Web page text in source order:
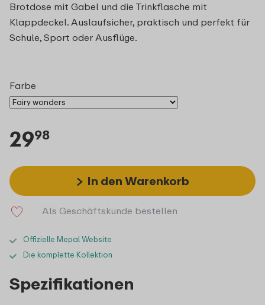
Brotdose mit Gabel und die Trinkflasche mit
Klappdeckel. Auslaufsicher, praktisch und perfekt für
Schule, Sport oder Ausflüge.
Farbe
2998
In den Warenkorb
Als Geschäftskunde bestellen
Offizielle Mepal Website
Die komplette Kollektion
Spezifikationen